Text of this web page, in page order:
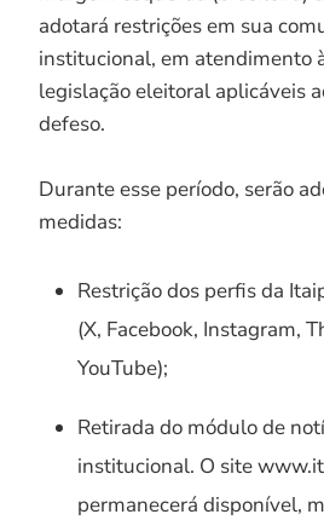
adotará restrições em sua
institucional, em atendimento
legislação eleitoral aplicáveis
defeso.
Durante esse período, serão
medidas:
Restrição dos perfis da
(X, Facebook, Instagram,
YouTube);
Retirada do módulo de
institucional. O site
permanecerá disponível,